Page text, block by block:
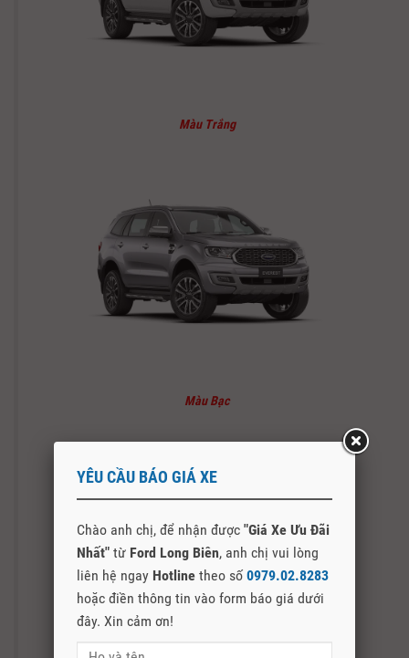
Màu Trắng
Màu Bạc
YÊU CẦU BÁO GIÁ XE
Chào anh chị, để nhận được "Giá Xe Ưu Đãi
Nhất" từ Ford Long Biên, anh chị vui lòng
liên hệ ngay Hotline theo số 0979.02.8283
hoặc điền thông tin vào form báo giá dưới
đây. Xin cảm ơn!